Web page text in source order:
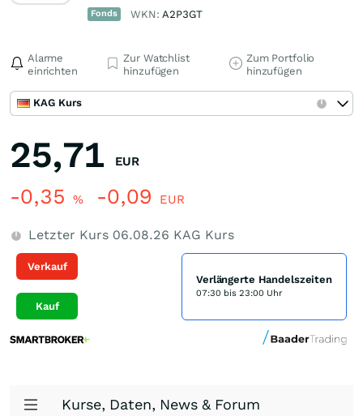
Fonds WKN:A2P3GT
Alarme
einrichten
Zur Watchlist
hinzufügen
Zum Portfolio
hinzufügen
KAG Kurs
25,71 EUR
-0,35 % -0,09 EUR
Letzter Kurs 06.08.26 KAG Kurs
Verkauf
Kauf
Verlängerte Handelszeiten
07:30 bis 23:00 Uhr
Kurse, Daten, News & Forum